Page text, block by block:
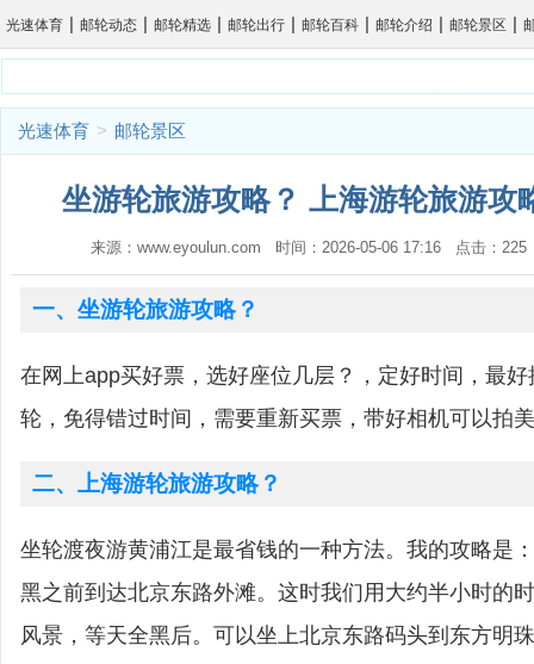
光速体育 | 邮轮动态 | 邮轮精选 | 邮轮出行 | 邮轮百科 | 邮轮介绍 | 邮轮景区 |
光速体育 > 邮轮景区
坐游轮旅游攻略？ 上海游轮旅游攻
来源：www.eyoulun.com 时间：2026-05-06 17:16 点击：
一、坐游轮旅游攻略？
在网上app买好票，选好座位几层？，定好时间，最
轮，免得错过时间，需要重新买票，带好相机可以拍
二、上海游轮旅游攻略？
坐轮渡夜游黄浦江是最省钱的一种方法。我的攻略是
黑之前到达北京东路外滩。这时我们用大约半小时的
风景，等天全黑后。可以坐上北京东路码头到东方明